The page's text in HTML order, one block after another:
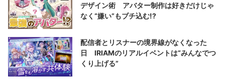
デザイン術 アバター制作は好きだけじゃ
なく“嫌い”もブチ込む!?
配信者とリスナーの境界線がなくなった
日 IRIAMのリアルイベントは“みんなでつ
くり上げる”